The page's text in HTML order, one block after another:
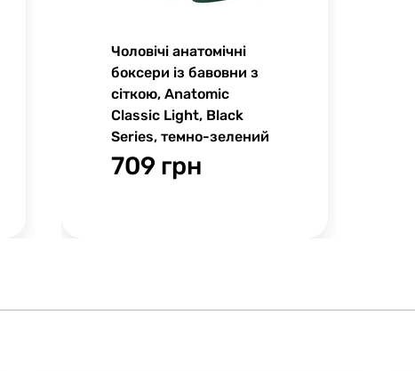
Чоловічі анатомічні
боксери із бавовни з
сіткою, Anatomic
Classic Light, Black
Series, темно-зелений
709 грн